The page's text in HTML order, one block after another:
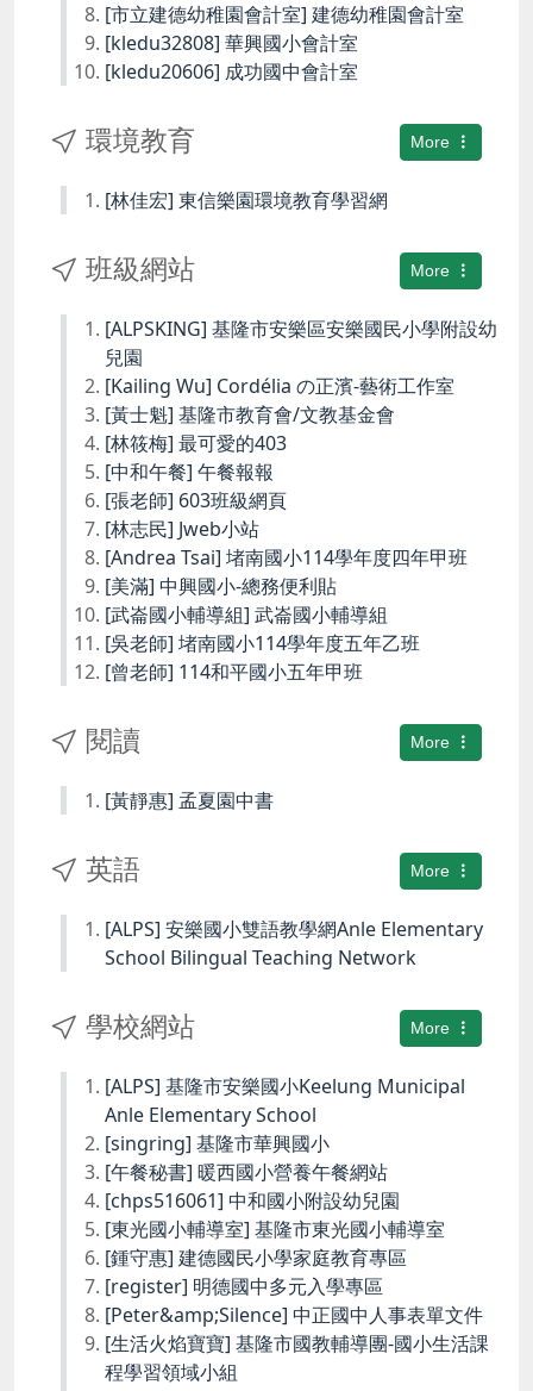
[市立建德幼稚園會計室] 建德幼稚園會計室
[kledu32808] 華興國小會計室
[kledu20606] 成功國中會計室
More
環境教育
[林佳宏] 東信樂園環境教育學習網
More
班級網站
[ALPSKING] 基隆市安樂區安樂國民小學附設幼
兒園
[Kailing Wu] Cordélia の正濱-藝術工作室
[黃士魁] 基隆市教育會/文教基金會
[林筱梅] 最可愛的403
[中和午餐] 午餐報報
[張老師] 603班級網頁
[林志民] Jweb小站
[Andrea Tsai] 堵南國小114學年度四年甲班
[美滿] 中興國小-總務便利貼
[武崙國小輔導組] 武崙國小輔導組
[吳老師] 堵南國小114學年度五年乙班
[曾老師] 114和平國小五年甲班
More
閱讀
[黃靜惠] 孟夏園中書
More
英語
[ALPS] 安樂國小雙語教學網Anle Elementary
School Bilingual Teaching Network
More
學校網站
[ALPS] 基隆市安樂國小Keelung Municipal
Anle Elementary School
[singring] 基隆市華興國小
[午餐秘書] 暖西國小營養午餐網站
[chps516061] 中和國小附設幼兒園
[東光國小輔導室] 基隆市東光國小輔導室
[鍾守惠] 建德國民小學家庭教育專區
[register] 明德國中多元入學專區
[Peter&amp;Silence] 中正國中人事表單文件
[生活火焰寶寶] 基隆市國教輔導團-國小生活課
程學習領域小組